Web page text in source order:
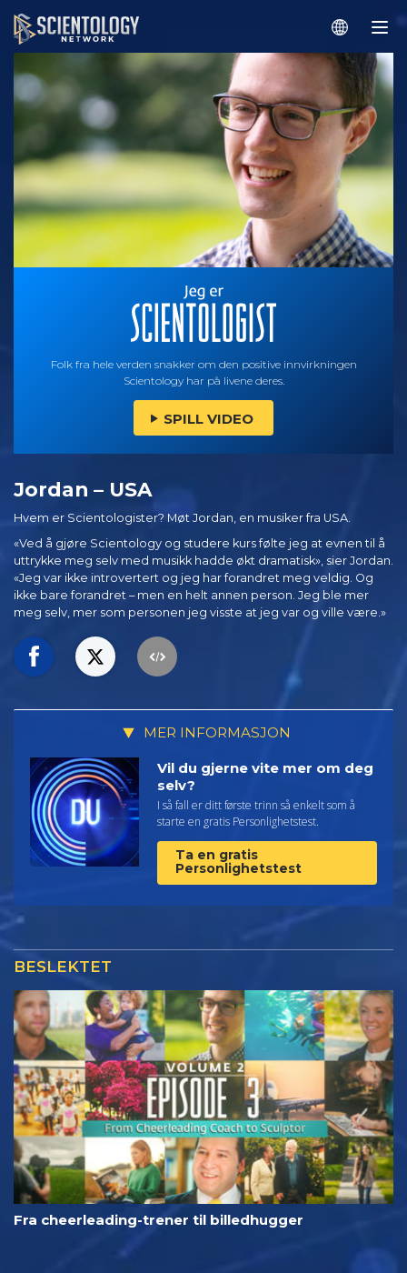
Folk fra hele verden snakker om den positive innvirkningen
Scientology har på livene deres.
SPILL VIDEO
Jordan – USA
Hvem er Scientologister? Møt Jordan, en musiker fra USA.
«Ved å gjøre Scientology og studere kurs følte jeg at evnen til å
uttrykke meg selv med musikk hadde økt dramatisk», sier Jordan.
«Jeg var ikke introvertert og jeg har forandret meg veldig. Og
ikke bare forandret – men en helt annen person. Jeg ble mer
meg selv, mer som personen jeg visste at jeg var og ville være.»
MER INFORMASJON
Vil du gjerne vite mer om deg
selv?
I så fall er ditt første trinn så enkelt som å
starte en gratis Personlighetstest.
Ta en gratis
Personlighetstest
BESLEKTET
Fra cheerleading-trener til billedhugger